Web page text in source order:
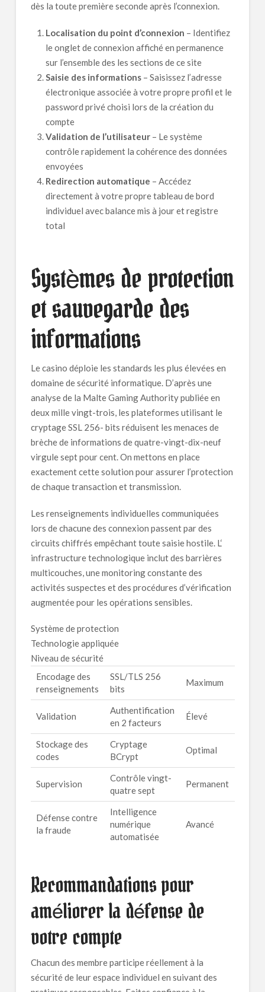
dès la toute première seconde après l’connexion.
Localisation du point d’connexion – Identifiez
le onglet de connexion affiché en permanence
sur l’ensemble des les sections de ce site
Saisie des informations– Saisissez l’adresse
électronique associée à votre propre profil et le
password privé choisi lors de la création du
compte
Validation de l’utilisateur– Le système
contrôle rapidement la cohérence des données
envoyées
Redirection automatique – Accédez
directement à votre propre tableau de bord
individuel avec balance mis à jour et registre
total
Systèmes de protection
et sauvegarde des
informations
Le casino déploie les standards les plus élevées en
domaine de sécurité informatique. D’après une
analyse de la Malte Gaming Authority publiée en
deux mille vingt-trois, les plateformes utilisant le
cryptage SSL 256- bits réduisent les menaces de
brèche de informations de quatre-vingt-dix-neuf
virgule sept pour cent. On mettons en place
exactement cette solution pour assurer l’protection
de chaque transaction et transmission.
Les renseignements individuelles communiquées
lors de chacune des connexion passent par des
circuits chiffrés empêchant toute saisie hostile. L‘
infrastructure technologique inclut des barrières
multicouches, une monitoring constante des
activités suspectes et des procédures d’vérification
augmentée pour les opérations sensibles.
Système de protection
Technologie appliquée
Niveau de sécurité
Encodage des
renseignements
SSL/TLS 256
bits
Maximum
Validation
Authentification
en 2 facteurs
Élevé
Stockage des
codes
Cryptage
BCrypt
Optimal
Supervision
Contrôle vingt-
quatre sept
Permanent
Défense contre
la fraude
Intelligence
numérique
automatisée
Avancé
Recommandations pour
améliorer la défense de
votre compte
Chacun des membre participe réellement à la
sécurité de leur espace individuel en suivant des